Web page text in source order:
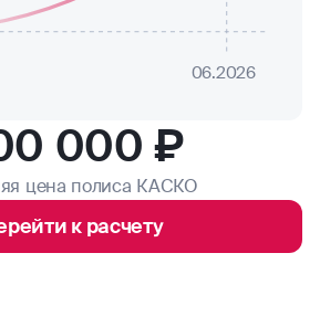
06.2026
000 ₽
цена полиса КАСКО
к расчету